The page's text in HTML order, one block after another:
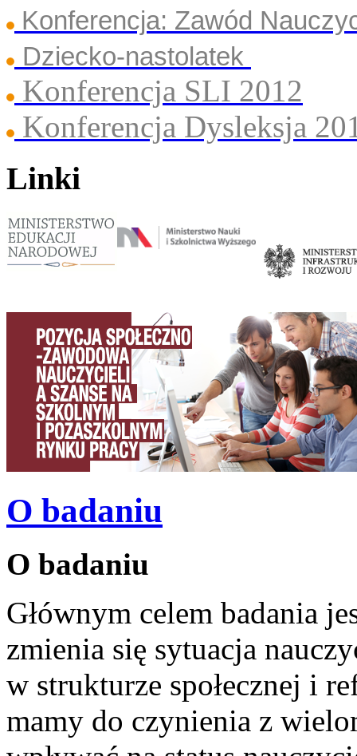
Konferencja: Zawód
Dziecko-nastolatek
Konferencja SLI 2012
Konferencja Dysleksja
Linki
O badaniu
O badaniu
Głównym celem badania
zmienia się sytuacja
w strukturze społecznej i
mamy do czynienia z